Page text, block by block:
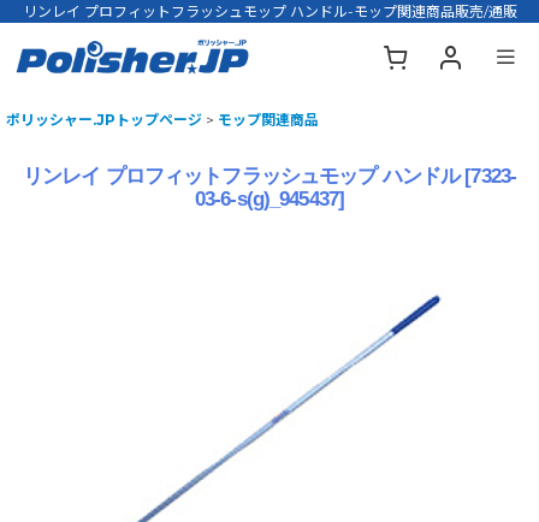
リンレイ プロフィットフラッシュモップ ハンドル-モップ関連商品販売/通販
ポリッシャー.JPトップページ > モップ関連商品
リンレイ プロフィットフラッシュモップ ハンドル [7323-
03-6-s(g)_945437]